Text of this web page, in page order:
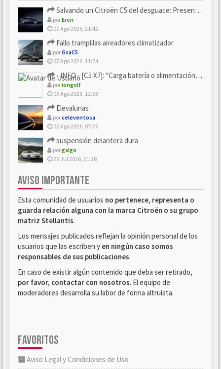
Salvando un Citroën C5 del desguace: Presentación y seguimiento
porEren
07 Ago 2026, 21:42
Fallo trampillas aireadores climatizador
porGsaC5
07 Ago 2026, 11:24
- INFO - [C5 X7]: "Carga batería o alimentación eléctri...
poriongolf
03 Ago 2026, 12:33
Elevalunas
porceleventosa
02 Ago 2026, 07:26
suspensión delantera dura
porgalgo
29 Jul 2026, 21:28
AVISO IMPORTANTE
Esta comunidad de usuarios no pertenece, representa o
guarda relación alguna con la marca Citroën o su grupo
matriz Stellantis.
Los mensajes publicados reflejan la opinión personal de los
usuarios que las escriben y en ningún caso somos
responsables de sus publicaciones.
En caso de existir algún contenido que deba ser retirado,
por favor, contactar con nosotros. El equipo de
moderadores desarrolla su labor de forma altruista.
FAVORITOS
Aviso Legal y Condiciones de Uso